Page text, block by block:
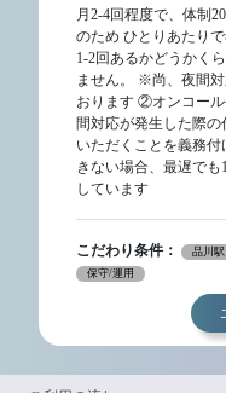
月2-4回程度で、体制
のため ひとりあたり
1-2回あるかどうかく
ません。 ※尚、夜間
おります ②オンコー
間対応が発生した際
いただくことを義務
きない場合、最遅で
しています
こだわり条件： 品川駅
保守/運用